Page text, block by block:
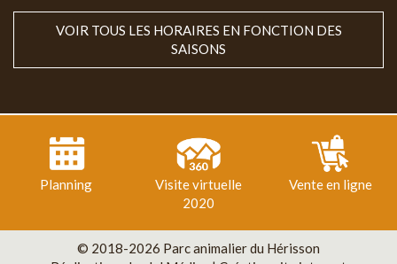
VOIR TOUS LES HORAIRES EN FONCTION DES
SAISONS
Planning
Visite virtuelle
2020
Vente en ligne
© 2018-2026 Parc animalier du Hérisson